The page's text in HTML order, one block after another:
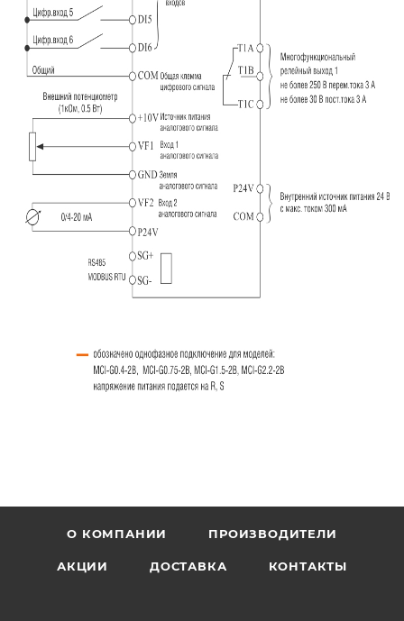
О КОМПАНИИ ПРОИЗВОДИТЕЛИ
АКЦИИ ДОСТАВКА КОНТАКТЫ